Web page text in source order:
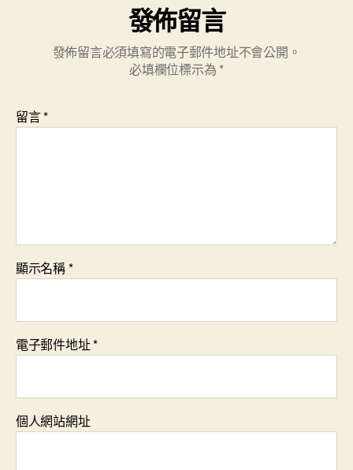
發佈留言
發佈留言必須填寫的電子郵件地址不會公開。
必填欄位標示為 *
留言*
顯示名稱*
電子郵件地址*
個人網站網址